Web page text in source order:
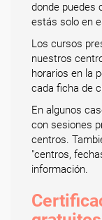
donde puedes
estás solo en
Los cursos
nuestros
horarios en la
cada ficha de
En algunos
con sesiones
centros.
"centros,
información.